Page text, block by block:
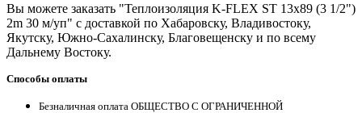
Вы можете заказать "Теплоизоляция K-FLEX ST 13х89 (3 1/2")
2m 30 м/уп" с доставкой по Хабаровску, Владивостоку,
Якутску, Южно-Сахалинску, Благовещенску и по всему
Дальнему Востоку.
Способы оплаты
Безналичная оплата ОБЩЕСТВО С ОГРАНИЧЕННОЙ